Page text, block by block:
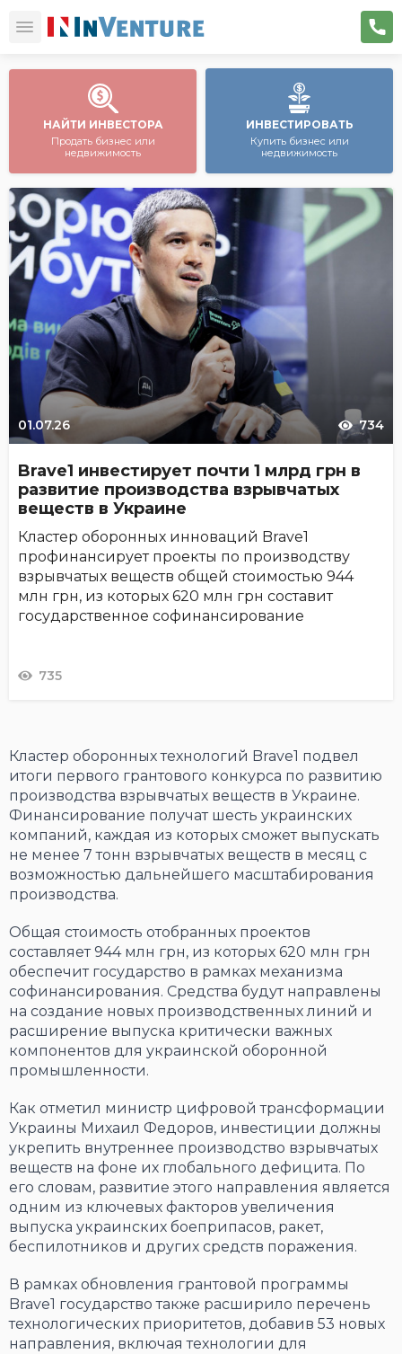
НАЙТИ ИНВЕСТОРА
Продать бизнес или
недвижимость
ИНВЕСТИРОВАТЬ
Купить бизнес или
недвижимость
01.07.26 734
Brave1 инвестирует почти 1 млрд грн в
развитие производства взрывчатых
веществ в Украине
Кластер оборонных инноваций Brave1
профинансирует проекты по производству
взрывчатых веществ общей стоимостью 944
млн грн, из которых 620 млн грн составит
государственное софинансирование
735
Кластер оборонных технологий Brave1 подвел
итоги первого грантового конкурса по развитию
производства взрывчатых веществ в Украине.
Финансирование получат шесть украинских
компаний, каждая из которых сможет выпускать
не менее 7 тонн взрывчатых веществ в месяц с
возможностью дальнейшего масштабирования
производства.
Общая стоимость отобранных проектов
составляет 944 млн грн, из которых 620 млн грн
обеспечит государство в рамках механизма
софинансирования. Средства будут направлены
на создание новых производственных линий и
расширение выпуска критически важных
компонентов для украинской оборонной
промышленности.
Как отметил министр цифровой трансформации
Украины Михаил Федоров, инвестиции должны
укрепить внутреннее производство взрывчатых
веществ на фоне их глобального дефицита. По
его словам, развитие этого направления является
одним из ключевых факторов увеличения
выпуска украинских боеприпасов, ракет,
беспилотников и других средств поражения.
В рамках обновления грантовой программы
Brave1 государство также расширило перечень
технологических приоритетов, добавив 53 новых
направления, включая технологии для